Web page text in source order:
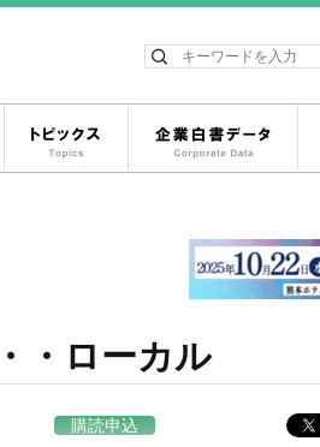
企
・ローカル
購読申込